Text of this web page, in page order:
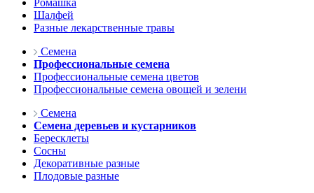
Ромашка
Шалфей
Разные лекарственные травы
Семена
Профессиональные семена
Профессиональные семена цветов
Профессиональные семена овощей и зелени
Семена
Семена деревьев и кустарников
Бересклеты
Сосны
Декоративные разные
Плодовые разные